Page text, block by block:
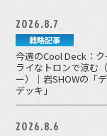
2026.8.7
戦略記事
今週のCool Deck：ク
ライなトロンで涼む
ー）｜岩SHOWの「
デッキ」
2026.8.6